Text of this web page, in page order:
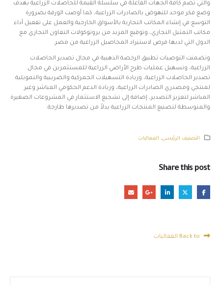
والتي تضم كافة الجهات الفاعلة في سلسلة القيمة للحاصلات الزراعية بهدف
وضع فكر موحد للنهوض بالصادرات الزراعية، كما أوصت الورقة بضرورة
التوسع في إنشاء المكاتب التجارية بالأسواق الخارجية والعمل على تفعيل أداء
مكاتب التمثيل التجاري، وتوقيع المزيد من بروتوكولات التعاون التجاري مع
الدول التي لديها فرص لاستيراد المحاصيل الزراعية من مصر.
وتضمنت التوصيات تطبيق الرخصة الذهبية في مجال تصدير الحاصلات
الزراعية، وتسهيل عمليات طرح الأراضي الزراعية للمستثمرين في مجال
تصدير الحاصلات الزراعية، وزيادة التسهيلات الجمركية والضريبية والتمويلية
لمنتجي ومصدري الصادرات الزراعية، وزيادة الدعم الحكومي المباشر وغير
المباشر لتعزيز التصدير، إضافة إلى تشجيع الاستثمار في المشروعات الصغيرة
والمتوسطة لتصنيع المنتجات الزراعية بدلاً من تصديرها طازجة.
التصنيف الرئيسى, الفعاليات
Share this post